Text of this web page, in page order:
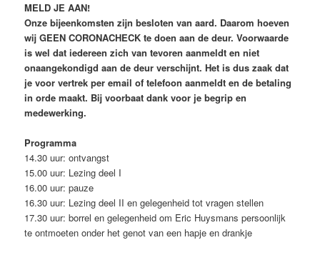
MELD JE AAN!
Onze bijeenkomsten zijn besloten van aard. Daarom hoeven
wij GEEN CORONACHECK te doen aan de deur. Voorwaarde
is wel dat iedereen zich van tevoren aanmeldt en niet
onaangekondigd aan de deur verschijnt. Het is dus zaak dat
je voor vertrek per email of telefoon aanmeldt en de betaling
in orde maakt. Bij voorbaat dank voor je begrip en
medewerking.
Programma
14.30 uur: ontvangst
15.00 uur: Lezing deel I
16.00 uur: pauze
16.30 uur: Lezing deel II en gelegenheid tot vragen stellen
17.30 uur: borrel en gelegenheid om Eric Huysmans persoonlijk
te ontmoeten onder het genot van een hapje en drankje